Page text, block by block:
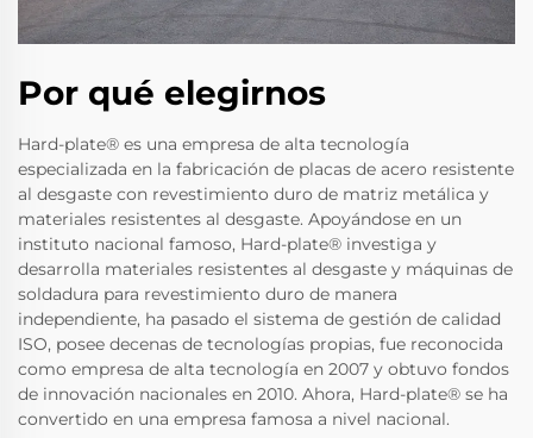
Por qué elegirnos
Hard-plate® es una empresa de alta tecnología
especializada en la fabricación de placas de acero resistente
al desgaste con revestimiento duro de matriz metálica y
materiales resistentes al desgaste. Apoyándose en un
instituto nacional famoso, Hard-plate® investiga y
desarrolla materiales resistentes al desgaste y máquinas de
soldadura para revestimiento duro de manera
independiente, ha pasado el sistema de gestión de calidad
ISO, posee decenas de tecnologías propias, fue reconocida
como empresa de alta tecnología en 2007 y obtuvo fondos
de innovación nacionales en 2010. Ahora, Hard-plate® se ha
convertido en una empresa famosa a nivel nacional.